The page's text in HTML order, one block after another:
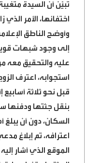
تبيّن أن السيدة
اختفائها، الأمر
وأوضح الناطق
إلى وجود شبهات
عليه والتحقيق معه
استجوابه، اعترف
قبل نحو ثلاثة أسابيع
بنقل جثتها ودفنها
السكان، دون أن يبلغ
اعترافه، تم إبلاغ
الموقع الذي أشار